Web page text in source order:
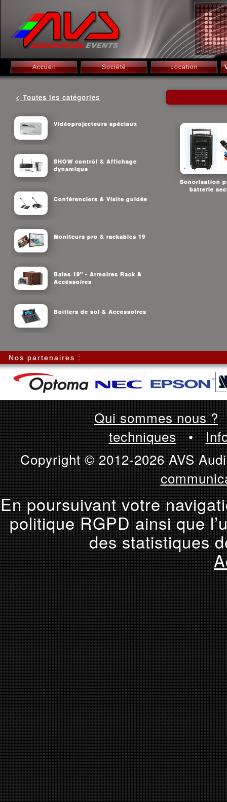
Accueil Société Location
< Toutes les catégories
Vidéoprojecteurs spéciaux
SHOW contrôl & Affichage
dynamique
Conférenciers & Visite guidée
Moniteurs pro & rackables 19
Baies 19" - Armoires Rack &
Accéssoires
Boîtiers de sol & Accessoires
Sonorisation
batterie
Nos partenaires :
Qui sommes nous ?
techniques•
Copyright © 2012-2026 AVS
En poursuivant votre
politique RGPD ainsi que
des statistiques